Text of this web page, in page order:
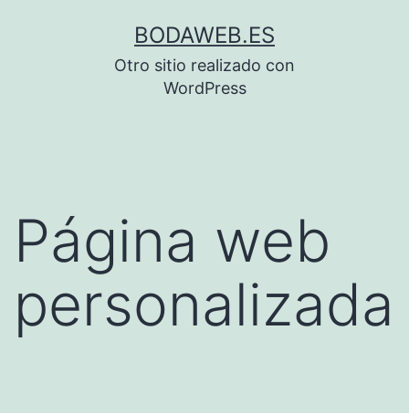
BODAWEB.ES
Otro sitio realizado con
WordPress
Página web
personalizada